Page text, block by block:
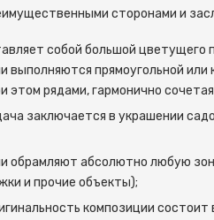
сторонами и
собой большой
выполняются прямоугольной
этом рядами, гармонично
заключается в украшении
обрамляют абсолютно любую
и прочие объекты);
композиции